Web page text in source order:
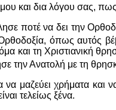
και δια λόγου σας,
ποτέ να δει την
όπως αυτός
και τη Χριστιανική
την Ανατολή με τη
να μαζεύει χρήματα
τελείως ξένα.